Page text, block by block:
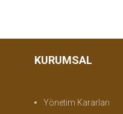
KURUMSAL
Yönetim Kararları